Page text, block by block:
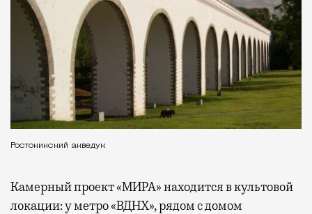
Ростокинский акведук
Камерный проект «МИРА» находится в культовой
локации: у метро «ВДНХ», рядом с домом